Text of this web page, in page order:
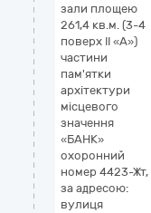
зали площею
261,4 кв.м. (3-4
поверх ІІ «А»)
частини
пам'ятки
архітектури
місцевого
значення
«БАНК»
охоронний
номер 4423-Жт,
за адресою:
вулиця